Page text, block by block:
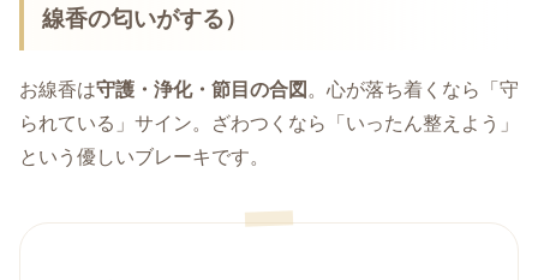
線香の匂いがする）
お線香は守護・浄化・節目の合図 。心が落ち着くなら「守
られている」サイン。ざわつくなら「いったん整えよう」
という優しいブレーキです。